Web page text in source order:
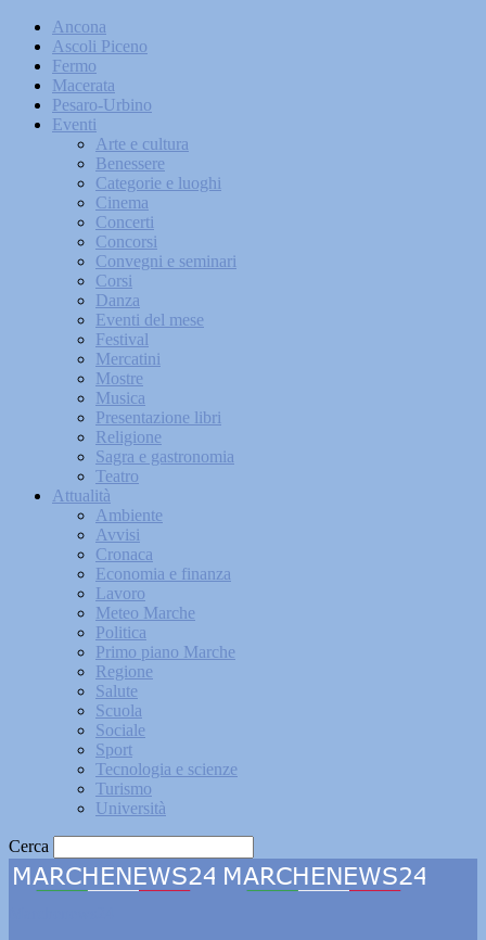
Ancona
Ascoli Piceno
Fermo
Macerata
Pesaro-Urbino
Eventi
Arte e cultura
Benessere
Categorie e luoghi
Cinema
Concerti
Concorsi
Convegni e seminari
Corsi
Danza
Eventi del mese
Festival
Mercatini
Mostre
Musica
Presentazione libri
Religione
Sagra e gastronomia
Teatro
Attualità
Ambiente
Avvisi
Cronaca
Economia e finanza
Lavoro
Meteo Marche
Politica
Primo piano Marche
Regione
Salute
Scuola
Sociale
Sport
Tecnologia e scienze
Turismo
Università
Cerca